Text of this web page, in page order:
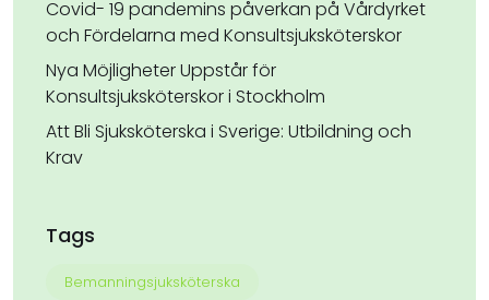
Covid- 19 pandemins påverkan på Vårdyrket
och Fördelarna med Konsultsjuksköterskor
Nya Möjligheter Uppstår för
Konsultsjuksköterskor i Stockholm
Att Bli Sjuksköterska i Sverige: Utbildning och
Krav
Tags
Bemanningsjuksköterska